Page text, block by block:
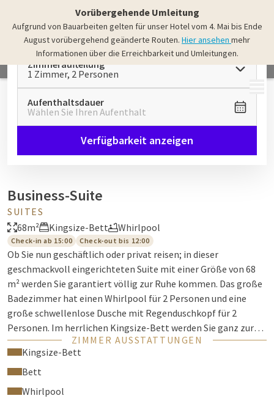
Vorübergehende Umleitung
Aufgrund von Bauarbeiten gelten für unser Hotel vom 4. Mai bis Ende
August vorübergehend geänderte Routen. Hier ansehen mehr
Informationen über die Erreichbarkeit und Umleitungen.
MENÜ
Zimmeraufteilung
1 Zimmer, 2 Personen
Aufenthaltsdauer
Wählen Sie Ihren Aufenthalt
Verfügbarkeit anzeigen
Business-Suite
SUITES
68m²
Kingsize-Bett Whirlpool
Check-in ab 15:00 Check-out bis 12:00
Ob Sie nun geschäftlich oder privat reisen; in dieser
geschmackvoll eingerichteten Suite mit einer Größe von 68
m² werden Sie garantiert völlig zur Ruhe kommen. Das große
Badezimmer hat einen Whirlpool für 2 Personen und eine
große schwellenlose Dusche mit Regenduschkopf für 2
Personen. Im herrlichen Kingsize-Bett werden Sie ganz zur
Ruhe kommen. Wer lieber arbeitet, kann den großen
Schreibtisch dazu nutzen.
Das Zimmer verfügt außerdem über ausreichend
ZIMMER AUSSTATTUNGEN
Kingsize-Bett
Bett
Whirlpool